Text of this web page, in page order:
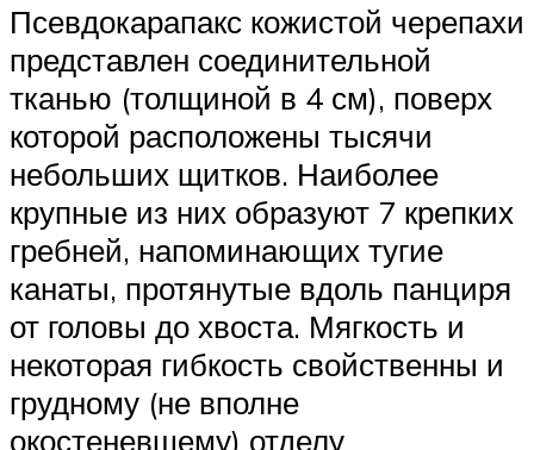
Псевдокарапакс кожистой черепахи
представлен соединительной
тканью (толщиной в 4 см), поверх
которой расположены тысячи
небольших щитков. Наиболее
крупные из них образуют 7 крепких
гребней, напоминающих тугие
канаты, протянутые вдоль панциря
от головы до хвоста. Мягкость и
некоторая гибкость свойственны и
грудному (не вполне
окостеневшему) отделу